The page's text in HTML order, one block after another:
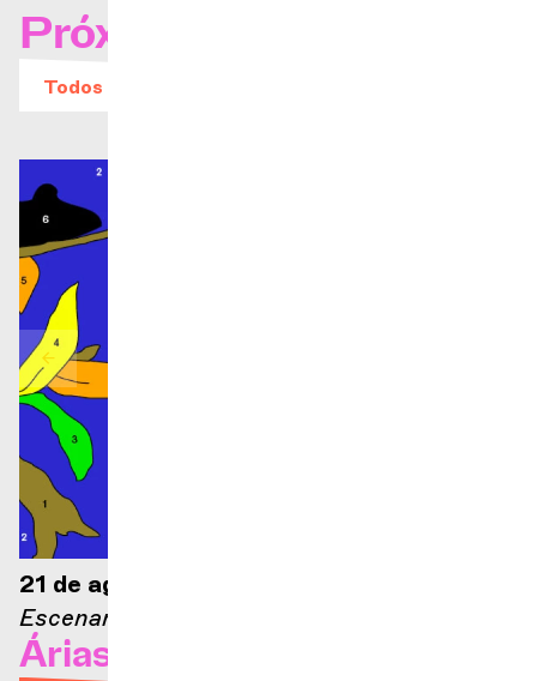
Próximos conciertos
Todos los eventos
21 de agosto de 2026 — 21:00
Escenario Ella Fitzgerald
Árias de ópera